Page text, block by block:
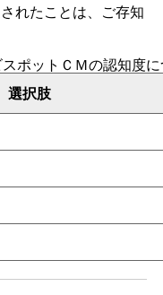
れたことは、ご存知
ポットＣＭの認知度
選択肢